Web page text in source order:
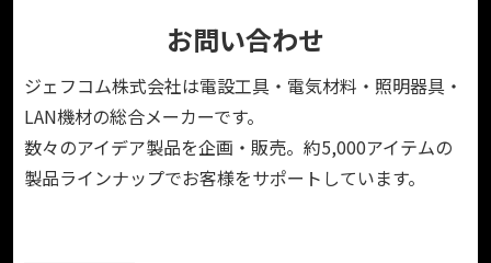
お問い合わせ
ジェフコム株式会社は電設工具・電気材料・照明器具・
LAN機材の総合メーカーです。
数々のアイデア製品を企画・販売。約5,000アイテムの
製品ラインナップでお客様をサポートしています。